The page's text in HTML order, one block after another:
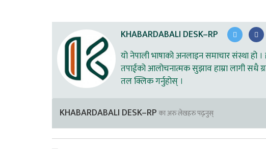
KHABARDABALI DESK–RP
यो नेपाली भाषाको अनलाइन समाचार संस्था हो
तपाईको आलोचनात्मक सुझाव हाम्रा लागी सधै
तल क्लिक गर्नुहोस् ।
KHABARDABALI DESK–RPका अरु लेखहरु पढ्नुस्